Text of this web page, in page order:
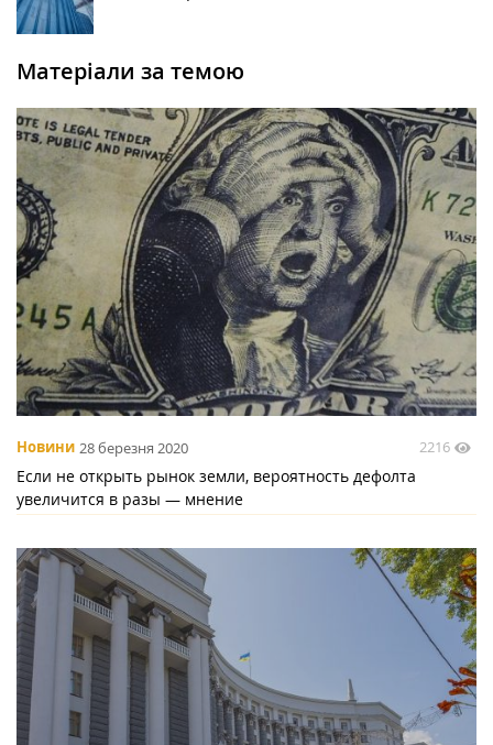
Матеріали за темою
Новини 28 березня 2020 2216
Если не открыть рынок земли, вероятность дефолта
увеличится в разы — мнение